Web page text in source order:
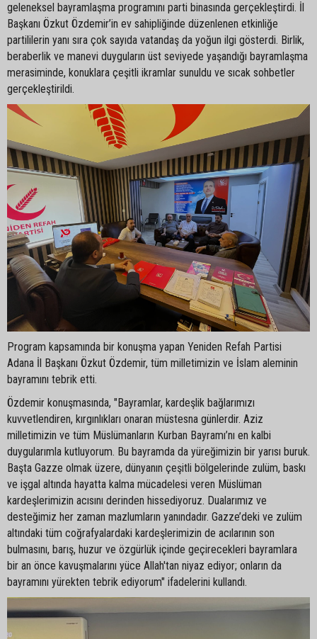
geleneksel bayramlaşma programını parti binasında gerçekleştirdi. İl
Başkanı Özkut Özdemir’in ev sahipliğinde düzenlenen etkinliğe
partililerin yanı sıra çok sayıda vatandaş da yoğun ilgi gösterdi. Birlik,
beraberlik ve manevi duyguların üst seviyede yaşandığı bayramlaşma
merasiminde, konuklara çeşitli ikramlar sunuldu ve sıcak sohbetler
gerçekleştirildi.
Program kapsamında bir konuşma yapan Yeniden Refah Partisi
Adana İl Başkanı Özkut Özdemir, tüm milletimizin ve İslam aleminin
bayramını tebrik etti.
Özdemir konuşmasında, "Bayramlar, kardeşlik bağlarımızı
kuvvetlendiren, kırgınlıkları onaran müstesna günlerdir. Aziz
milletimizin ve tüm Müslümanların Kurban Bayramı’nı en kalbi
duygularımla kutluyorum. Bu bayramda da yüreğimizin bir yarısı buruk.
Başta Gazze olmak üzere, dünyanın çeşitli bölgelerinde zulüm, baskı
ve işgal altında hayatta kalma mücadelesi veren Müslüman
kardeşlerimizin acısını derinden hissediyoruz. Dualarımız ve
desteğimiz her zaman mazlumların yanındadır. Gazze’deki ve zulüm
altındaki tüm coğrafyalardaki kardeşlerimizin de acılarının son
bulmasını, barış, huzur ve özgürlük içinde geçirecekleri bayramlara
bir an önce kavuşmalarını yüce Allah'tan niyaz ediyor; onların da
bayramını yürekten tebrik ediyorum" ifadelerini kullandı.